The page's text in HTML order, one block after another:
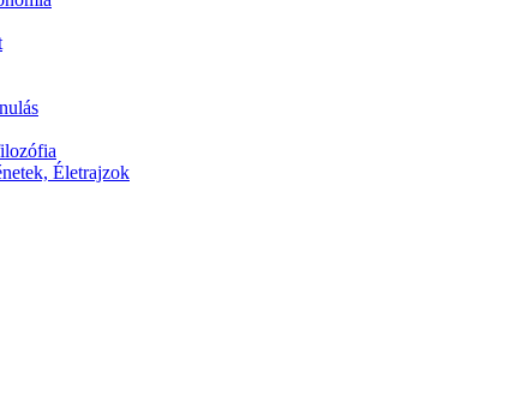
Életrajzok